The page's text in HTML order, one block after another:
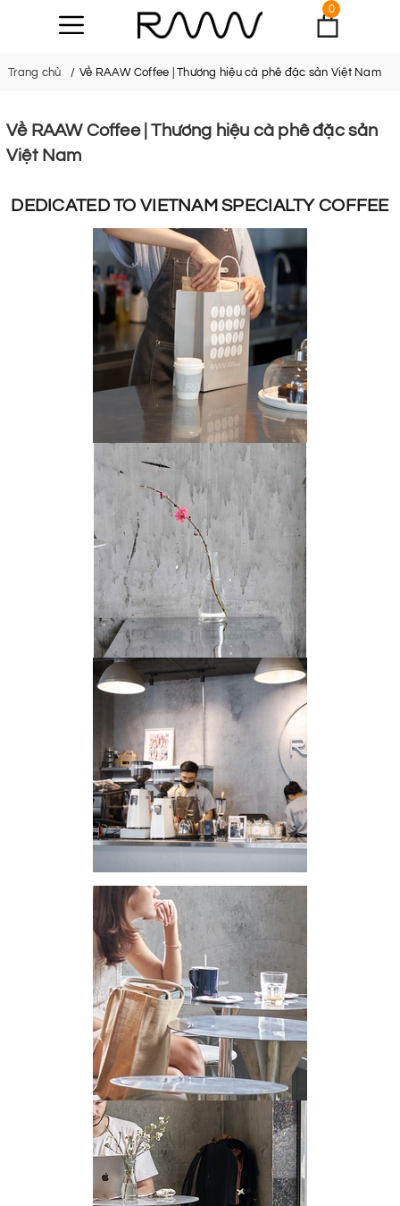
0
Trang chủ Về RAAW Coffee | Thương hiệu cà phê đặc sản Việt Nam
Về RAAW Coffee | Thương hiệu cà phê đặc sản
Việt Nam
DEDICATED TO VIETNAM SPECIALTY COFFEE